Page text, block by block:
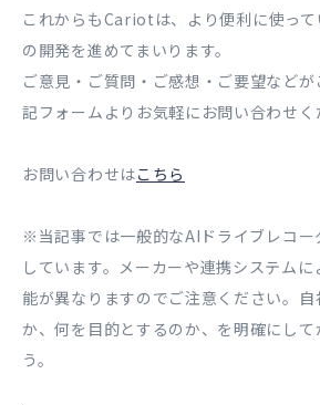
これからもCariotは、より便利に使っ
の開発を進めてまいります。
ご意見・ご質問・ご感想・ご要望など
記フォームよりお気軽にお問い合わせく
お問い合わせはこちら
※当記事では一般的なAIドライブレコー
しています。メーカーや連携システムに
能が異なりますのでご注意ください。
か、何を目的とするのか、を明確にし
う。